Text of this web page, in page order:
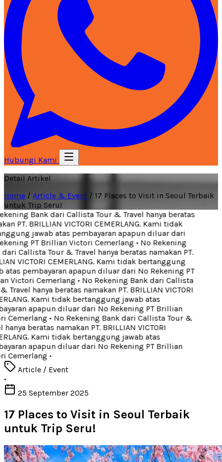
Hubungi Kami
Detail Artikel
Home / Article & Event / 17 Places to Visit in Seoul Terbaik
untuk Trip Seru!
Bank dari Callista Tour & Travel hanya beratas
PT. BRILLIAN VICTORI CEMERLANG. Kami tidak
jawab atas pembayaran apapun diluar dari
PT Brillian Victori Cemerlang• No Rekening
Callista Tour & Travel hanya beratas namakan PT.
VICTORI CEMERLANG. Kami tidak bertanggung
pembayaran apapun diluar dari No Rekening PT
Victori Cemerlang• No Rekening Bank dari Callista
Travel hanya beratas namakan PT. BRILLIAN VICTORI
Kami tidak bertanggung jawab atas
apapun diluar dari No Rekening PT Brillian
Cemerlang• No Rekening Bank dari Callista Tour &
beratas namakan PT. BRILLIAN VICTORI
Kami tidak bertanggung jawab atas
apapun diluar dari No Rekening PT Brillian
Cemerlang•
Article / Event
•
25 September 2025
17 Places to Visit in Seoul Terbaik
untuk Trip Seru!